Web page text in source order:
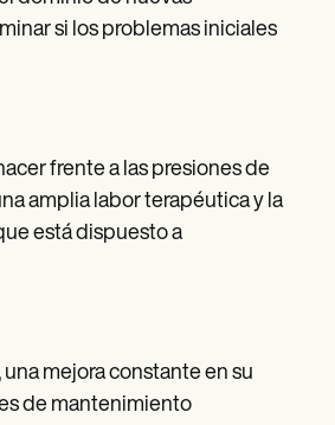
si los problemas iniciales
frente a las presiones de
amplia labor terapéutica y la
está dispuesto a
mejora constante en su
de mantenimiento